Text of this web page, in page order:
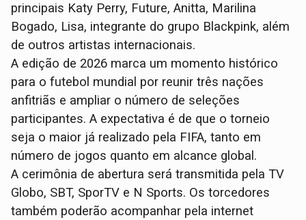
principais Katy Perry, Future, Anitta, Marilina
Bogado, Lisa, integrante do grupo Blackpink, além
de outros artistas internacionais.
A edição de 2026 marca um momento histórico
para o futebol mundial por reunir três nações
anfitriãs e ampliar o número de seleções
participantes. A expectativa é de que o torneio
seja o maior já realizado pela FIFA, tanto em
número de jogos quanto em alcance global.
A cerimônia de abertura será transmitida pela TV
Globo, SBT, SporTV e N Sports. Os torcedores
também poderão acompanhar pela internet